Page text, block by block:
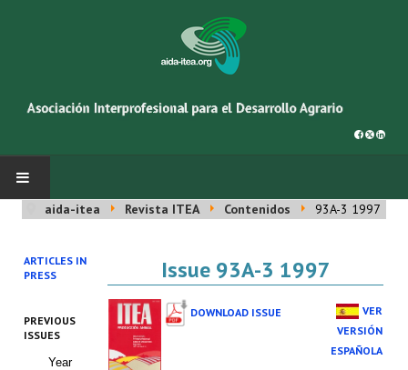
INICIO
SOBRE NOSOTROS
Asociación AIDA
Cincuentenario AIDA
aida-itea Revista ITEA Contenidos 93A-3 1997
ARTICLES IN
PRESS
PREVIOUS
ISSUES
Year
Issue 93A-3 1997
DOWNLOAD ISSUE
VER
VERSIÓN
ESPAÑOLA